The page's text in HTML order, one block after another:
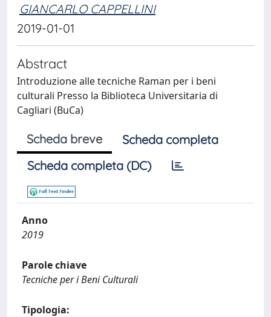
GIANCARLO CAPPELLINI
2019-01-01
Abstract
Introduzione alle tecniche Raman per i beni
culturali Presso la Biblioteca Universitaria di
Cagliari (BuCa)
Scheda breve
Scheda completa
Scheda completa (DC)
Anno
2019
Parole chiave
Tecniche per i Beni Culturali
Tipologia: